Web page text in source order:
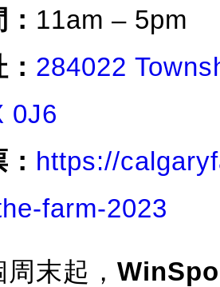
11am – 5pm
284022
0J6
https://
farm-2023
末起，